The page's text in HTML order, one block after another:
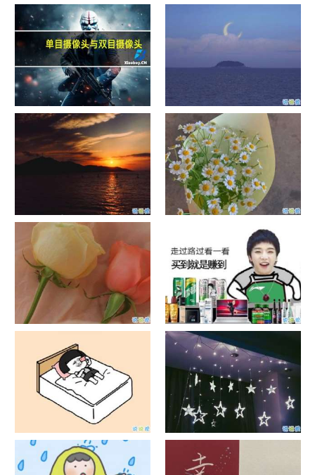
单目摄像头与双目摄像头
晚安励志语录带图片 晚安心语
励志鸡汤
日出文案温柔句子 看日出的微
信说说配图
晒风景照的唯美说说配图 适合
发风景的朋友圈文案
官宣恋爱的说说配图 官宣句子
抖音摆地摊文案 摆地摊的搞笑
说说带图片
谐音梗土味情话大全带图片 油
腻搞笑的土味情话
很酷的霸气句子带图片 最新霸
气说说高冷范